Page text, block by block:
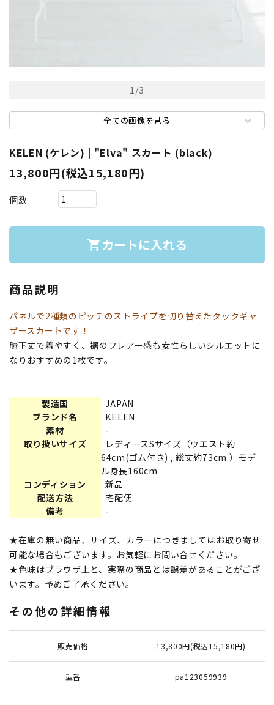
1/3
全ての画像を見る
KELEN (ケレン) | "Elva" スカート (black)
13,800円(税込15,180円)
個数
shopping_cart カートに入れる
商品説明
パネルで2種類のピッチのストライプを切り替えたタックギャ
ザースカートです！
膝下丈で着やすく、裾のフレアー感も女性らしいシルエットに
なりおすすめの1枚です。
製造国
JAPAN
ブランド名
KELEN
素材
-
取り扱いサイズ
レディースSサイズ（ウエスト約
64cm(ゴム付き) , 総丈約73cm ）モデ
ル身長160cm
コンディション
新品
配送方法
宅配便
備考
-
★在庫の無い商品、サイズ、カラーにつきましてはお取り寄せ
可能な場合もございます。お気軽にお問い合せください。
★色味はブラウザ上と、実際の商品とは誤差があることがござ
います。予めご了承ください。
その他の詳細情報
販売価格 13,800円(税込15,180円)
型番 pa123059939